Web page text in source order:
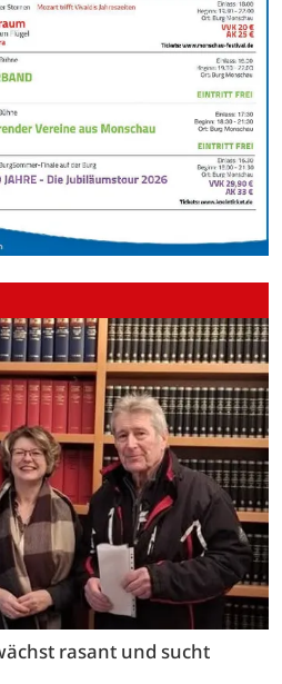
rasant und sucht